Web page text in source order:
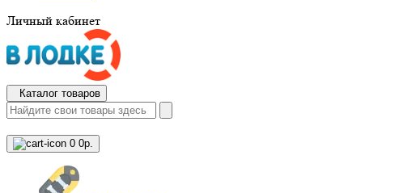
Личный кабинет
Каталог товаров
0 0р.